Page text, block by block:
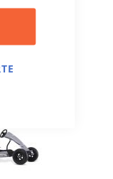
PLORE BFR-